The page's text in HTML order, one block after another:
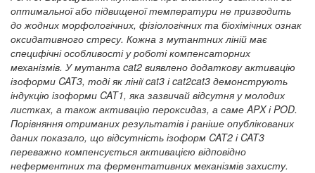
оптимальної або підвищеної температури не призводить
до жодних морфологічних, фізіологічних та біохімічних ознак
оксидативного стресу. Кожна з мутантних ліній має
специфічні особливості у роботі компенсаторних
механізмів. У мутанта cat2 виявлено додаткову активацію
ізоформи CAT3, тоді як лінії cat3 і cat2cat3 демонструють
індукцію ізоформи CAT1, яка зазвичай відсутня у молодих
листках, а також активацію пероксидаз, а саме APX і POD.
Порівняння отриманих результатів і раніше опублікованих
даних показало, що відсутність ізоформ CAT2 і CAT3
переважно компенсується активацією відповідно
неферментних та ферментативних механізмів захисту.